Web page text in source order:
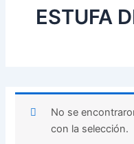
ESTUFA
No se
con la selección.